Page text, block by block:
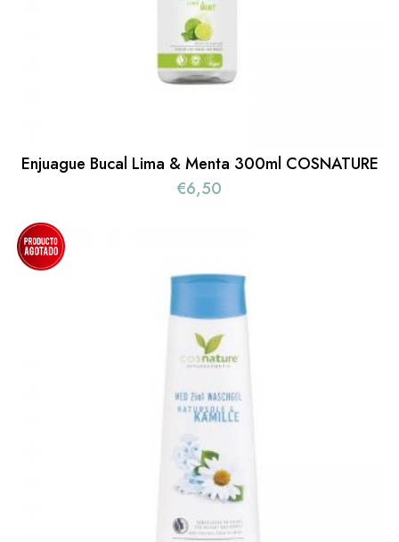
Enjuague Bucal Lima & Menta 300ml COSNATURE
€6,50